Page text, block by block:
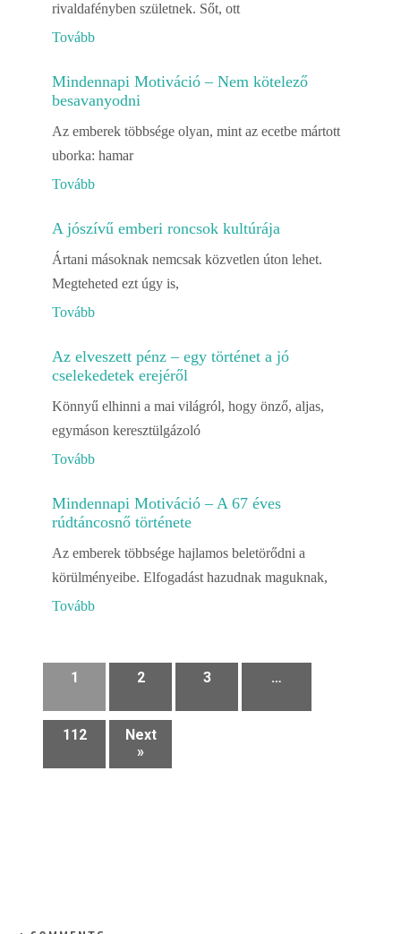
rivaldafényben születnek. Sőt, ott
Tovább
Mindennapi Motiváció – Nem kötelező
besavanyodni
Az emberek többsége olyan, mint az ecetbe mártott
uborka: hamar
Tovább
A jószívű emberi roncsok kultúrája
Ártani másoknak nemcsak közvetlen úton lehet.
Megteheted ezt úgy is,
Tovább
Az elveszett pénz – egy történet a jó
cselekedetek erejéről
Könnyű elhinni a mai világról, hogy önző, aljas,
egymáson keresztülgázoló
Tovább
Mindennapi Motiváció – A 67 éves
rúdtáncosnő története
Az emberek többsége hajlamos beletörődni a
körülményeibe. Elfogadást hazudnak maguknak,
Tovább
1 2 3 …
112
Next
»